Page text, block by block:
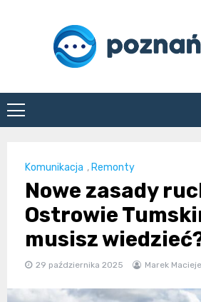
Komunikacja ,Remonty
Nowe zasady
Ostrowie
musisz
29 października 2025 Marek